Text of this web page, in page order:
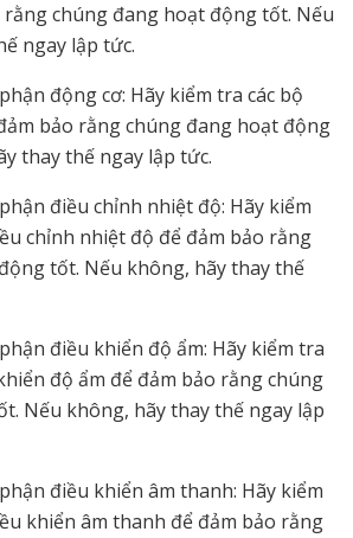
chúng đang hoạt động tốt. Nếu
ngay lập tức.
động cơ: Hãy kiểm tra các bộ
bảo rằng chúng đang hoạt động
thay thế ngay lập tức.
điều chỉnh nhiệt độ: Hãy kiểm
chỉnh nhiệt độ để đảm bảo rằng
tốt. Nếu không, hãy thay thế
điều khiển độ ẩm: Hãy kiểm tra
độ ẩm để đảm bảo rằng chúng
Nếu không, hãy thay thế ngay lập
điều khiển âm thanh: Hãy kiểm
khiển âm thanh để đảm bảo rằng